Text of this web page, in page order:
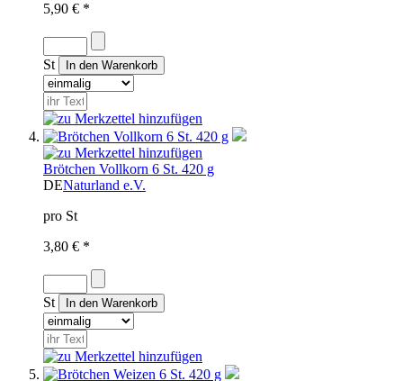
5,90 € *
St
Brötchen Vollkorn 6 St. 420 g
DENaturland e.V.
pro St
3,80 € *
St